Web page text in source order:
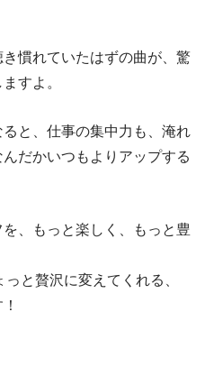
慣れていたはずの曲が、驚
すよ。
と、仕事の集中力も、淹れ
だかいつもよりアップする
、もっと楽しく、もっと豊
と贅沢に変えてくれる、